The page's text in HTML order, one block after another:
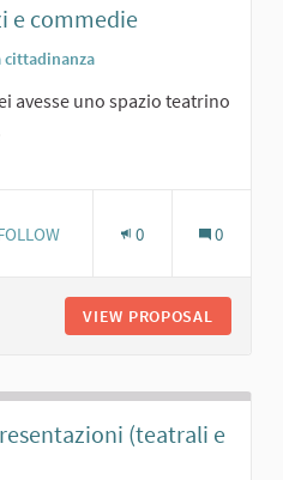
e commedie
cittadinanza
avesse uno spazio teatrino
FOLLOWERS 0 0
VIEW PROPOSAL
(teatrali e